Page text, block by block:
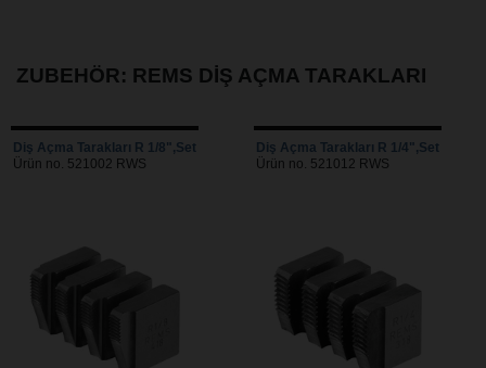
ZUBEHÖR: REMS DIŞ AÇMA TARAKLARI
Diş Açma Tarakları R 1/8",Set
Ürün no. 521002 RWS
Diş Açma Tarakları R 1/4",Set
Ürün no. 521012 RWS